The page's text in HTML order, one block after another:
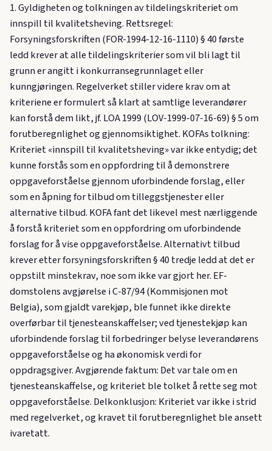
1. Gyldigheten og tolkningen av tildelingskriteriet om
innspill til kvalitetsheving. Rettsregel:
Forsyningsforskriften (FOR-1994-12-16-1110) § 40 første
ledd krever at alle tildelingskriterier som vil bli lagt til
grunn er angitt i konkurransegrunnlaget eller
kunngjøringen. Regelverket stiller videre krav om at
kriteriene er formulert så klart at samtlige leverandører
kan forstå dem likt, jf. LOA 1999 (LOV-1999-07-16-69) § 5 om
forutberegnlighet og gjennomsiktighet. KOFAs tolkning:
Kriteriet «innspill til kvalitetsheving» var ikke entydig; det
kunne forstås som en oppfordring til å demonstrere
oppgaveforståelse gjennom uforbindende forslag, eller
som en åpning for tilbud om tilleggstjenester eller
alternative tilbud. KOFA fant det likevel mest nærliggende
å forstå kriteriet som en oppfordring om uforbindende
forslag for å vise oppgaveforståelse. Alternativt tilbud
krever etter forsyningsforskriften § 40 tredje ledd at det er
oppstilt minstekrav, noe som ikke var gjort her. EF-
domstolens avgjørelse i C-87/94 (Kommisjonen mot
Belgia), som gjaldt varekjøp, ble funnet ikke direkte
overførbar til tjenesteanskaffelser; ved tjenestekjøp kan
uforbindende forslag til forbedringer belyse leverandørens
oppgaveforståelse og ha økonomisk verdi for
oppdragsgiver. Avgjørende faktum: Det var tale om en
tjenesteanskaffelse, og kriteriet ble tolket å rette seg mot
oppgaveforståelse. Delkonklusjon: Kriteriet var ikke i strid
med regelverket, og kravet til forutberegnlighet ble ansett
ivaretatt.